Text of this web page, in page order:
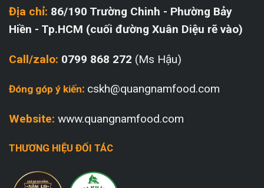
Địa chỉ: 86/190 Trường Chinh - Phường Bảy
Hiền - Tp.HCM (cuối đường Xuân Diệu rẽ vào)
Call/zalo: 0799 868 272 (Ms Hậu)
Đóng góp ý kiến: cskh@quangnamfood.com
Website: www.quangnamfood.com
THƯƠNG HIỆU ĐỐI TÁC